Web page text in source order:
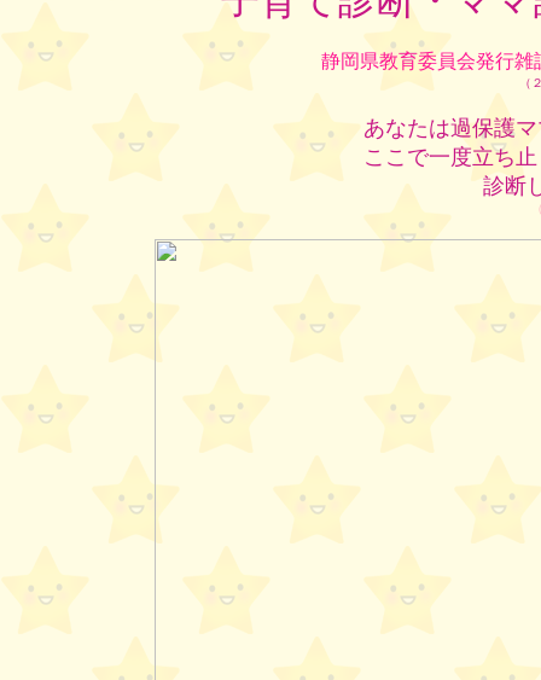
静岡県教育委員会発行
（
あなたは過保護
ここで一度立ち
診断